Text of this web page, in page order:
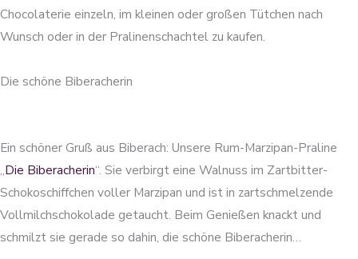
Chocolaterie einzeln, im kleinen oder großen Tütchen nach
Wunsch oder in der Pralinenschachtel zu kaufen.
Die schöne Biberacherin
Ein schöner Gruß aus Biberach: Unsere Rum-Marzipan-Praline
„Die Biberacherin“. Sie verbirgt eine Walnuss im Zartbitter-
Schokoschiffchen voller Marzipan und ist in zartschmelzende
Vollmilchschokolade getaucht. Beim Genießen knackt und
schmilzt sie gerade so dahin, die schöne Biberacherin…